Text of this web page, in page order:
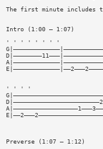
The first minute includes
Intro (1:00 — 1:07)
' ' ' ' ' ' ' '
' ' ' '
Preverse (1:07 — 1:12)